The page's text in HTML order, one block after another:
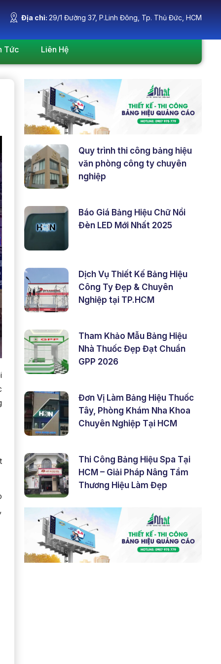
Địa chỉ: 29/1 Đường 37, P.Linh Đông, Tp. Thủ Đức, HCM
Tức Liên Hệ
Quy trình thi công bảng hiệu
văn phòng công ty chuyên
nghiệp
Báo Giá Bảng Hiệu Chữ Nổi
Đèn LED Mới Nhất 2025
Dịch Vụ Thiết Kế Bảng Hiệu
Công Ty Đẹp & Chuyên
Nghiệp tại TP.HCM
Tham Khảo Mẫu Bảng Hiệu
Nhà Thuốc Đẹp Đạt Chuẩn
GPP 2026
Đơn Vị Làm Bảng Hiệu Thuốc
Tây, Phòng Khám Nha Khoa
Chuyên Nghiệp Tại HCM
Thi Công Bảng Hiệu Spa Tại
HCM – Giải Pháp Nâng Tầm
Thương Hiệu Làm Đẹp